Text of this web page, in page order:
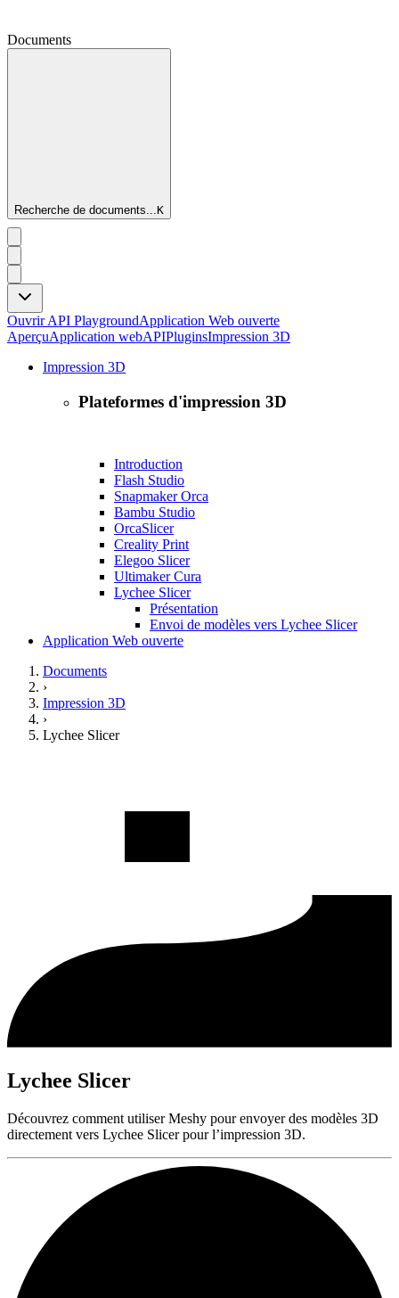
Documents
Recherche de documents...K
Ouvrir API PlaygroundApplication Web ouverte
AperçuApplication webAPIPluginsImpression 3D
Impression 3D
Plateformes d'impression 3D
Introduction
Flash Studio
Snapmaker Orca
Bambu Studio
OrcaSlicer
Creality Print
Elegoo Slicer
Ultimaker Cura
Lychee Slicer
Présentation
Envoi de modèles vers Lychee Slicer
Application Web ouverte
Documents
›
Impression 3D
›
Lychee Slicer
Lychee Slicer
Découvrez comment utiliser Meshy pour envoyer des modèles 3D
directement vers Lychee Slicer pour l’impression 3D.